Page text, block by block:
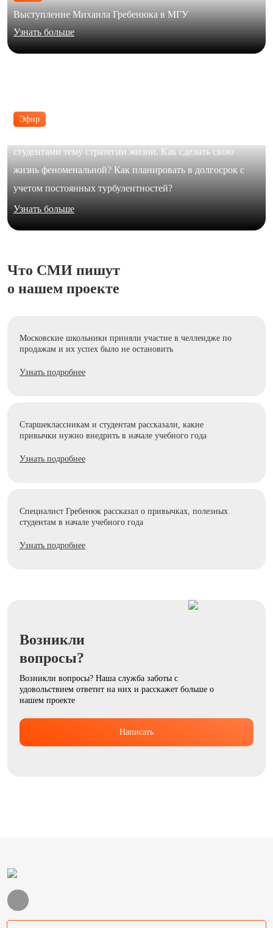
Эфир
студентами тему стратегии жизни. Как сделать свою
жизнь феноменальной? Как планировать в долгосрок с
учетом постоянных турбулентностей?
Узнать больше
Выступление Михаила Гребенюка в МГУ
Узнать больше
Что СМИ пишут
о нашем проекте
Московские школьники приняли участие в челлендже по
продажам и их успех было не остановить
Узнать подробнее
Старшеклассникам и студентам рассказали, какие
привычки нужно внедрить в начале учебного года
Узнать подробнее
Специалист Гребенюк рассказал о привычках, полезных
студентам в начале учебного года
Узнать подробнее
Возникли
вопросы?
Возникли вопросы? Наша служба заботы с
удовольствием ответит на них и расскажет больше о
нашем проекте
Написать